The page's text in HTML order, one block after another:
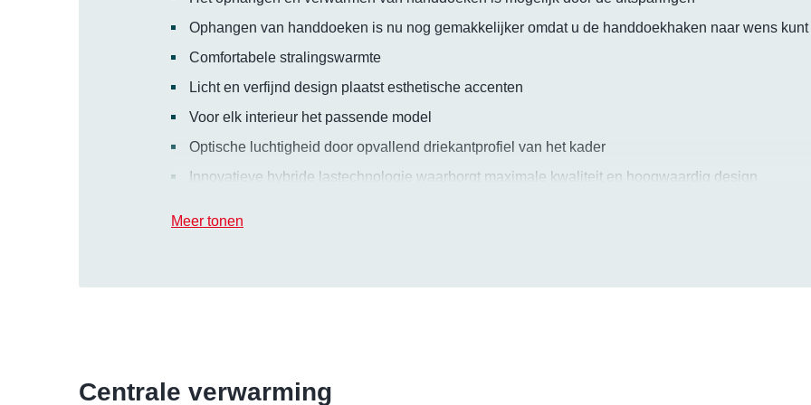
Ophangen van handdoeken is nu nog gemakkelijker omdat u de handdoekhaken naar wens
Comfortabele stralingswarmte
Licht en verfijnd design plaatst esthetische accenten
Voor elk interieur het passende model
Optische luchtigheid door opvallend driekantprofiel van het kader
Innovatieve hybride lastechnologie waarborgt maximale kwaliteit en hoogwaardig design
Meer tonen
Centrale verwarming